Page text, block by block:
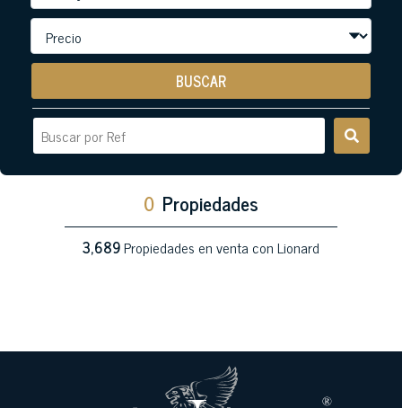
BUSCAR
0 Propiedades
3,689Propiedades en venta con Lionard